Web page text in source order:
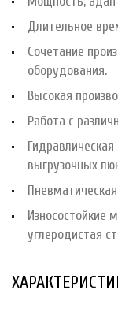
Длительное
Сочетание
оборудования.
Высокая
Работа с
выгрузочных
Износостойкие
углеродистая